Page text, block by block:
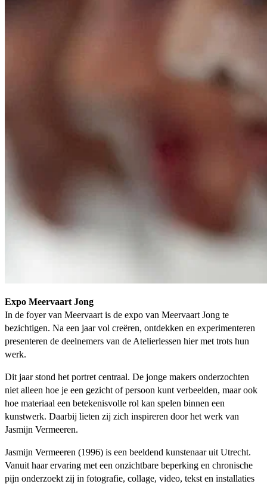
Expo Meervaart Jong
In de foyer van Meervaart is de expo van Meervaart Jong te
bezichtigen. Na een jaar vol creëren, ontdekken en experimenteren
presenteren de deelnemers van de Atelierlessen hier met trots hun
werk.
Dit jaar stond het portret centraal. De jonge makers onderzochten
niet alleen hoe je een gezicht of persoon kunt verbeelden, maar ook
hoe materiaal een betekenisvolle rol kan spelen binnen een
kunstwerk. Daarbij lieten zij zich inspireren door het werk van
Jasmijn Vermeeren.
Jasmijn Vermeeren (1996) is een beeldend kunstenaar uit Utrecht.
Vanuit haar ervaring met een onzichtbare beperking en chronische
pijn onderzoekt zij in fotografie, collage, video, tekst en installaties